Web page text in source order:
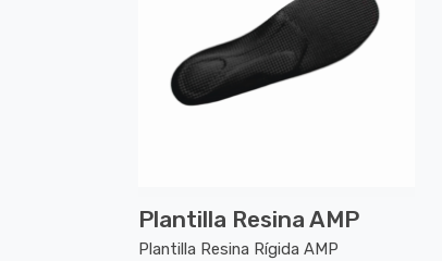
Plantilla Resina AMP
Plantilla Resina Rígida AMP